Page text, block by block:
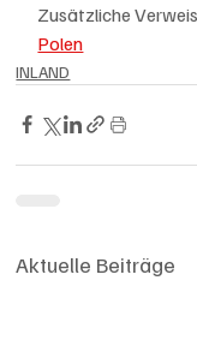
Zusätzliche
Polen
INLAND
Aktuelle Beiträge